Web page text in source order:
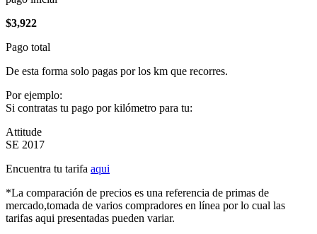
$3,922
Pago total
De esta forma solo pagas por los km que recorres.
Por ejemplo:
Si contratas tu pago por kilómetro para tu:
Attitude
SE 2017
Encuentra tu tarifa aqui
*La comparación de precios es una referencia de primas de
mercado,tomada de varios compradores en línea por lo cual las
tarifas aqui presentadas pueden variar.